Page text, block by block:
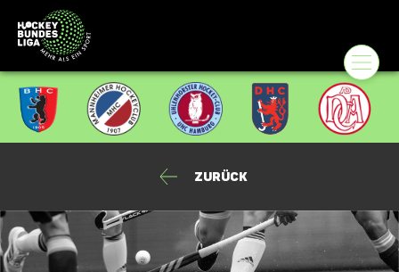
Zurück